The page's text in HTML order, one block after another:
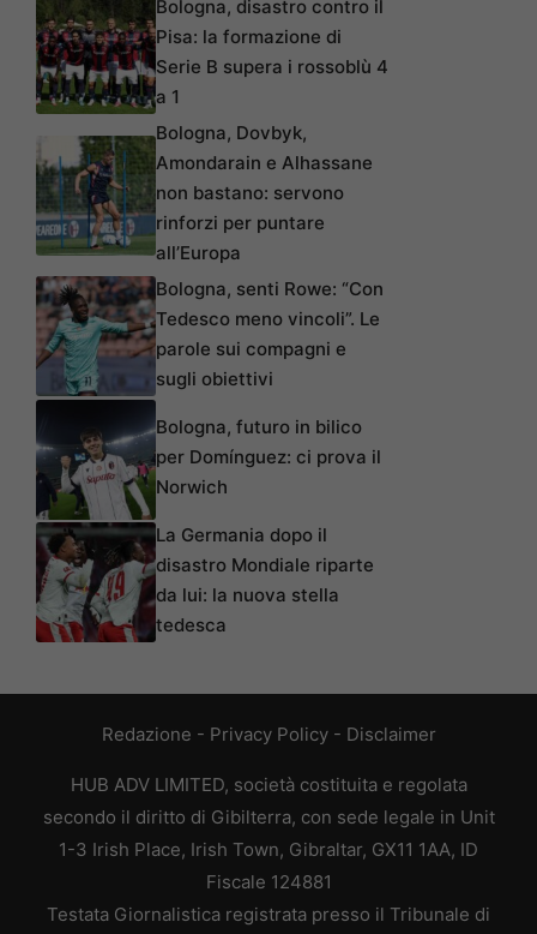
Bologna, disastro contro il
Pisa: la formazione di
Serie B supera i rossoblù 4
a 1
Bologna, Dovbyk,
Amondarain e Alhassane
non bastano: servono
rinforzi per puntare
all’Europa
Bologna, senti Rowe: “Con
Tedesco meno vincoli”. Le
parole sui compagni e
sugli obiettivi
Bologna, futuro in bilico
per Domínguez: ci prova il
Norwich
La Germania dopo il
disastro Mondiale riparte
da lui: la nuova stella
tedesca
Redazione - Privacy Policy- Disclaimer
HUB ADV LIMITED, società costituita e regolata
secondo il diritto di Gibilterra, con sede legale in Unit
1-3 Irish Place, Irish Town, Gibraltar, GX11 1AA, ID
Fiscale 124881
Testata Giornalistica registrata presso il Tribunale di